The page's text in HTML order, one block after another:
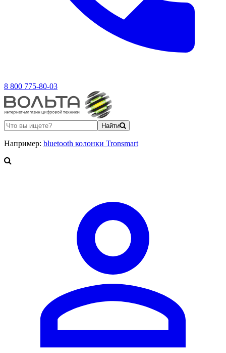
8 800 775-80-03
Найти
Например: bluetooth колонки Tronsmart